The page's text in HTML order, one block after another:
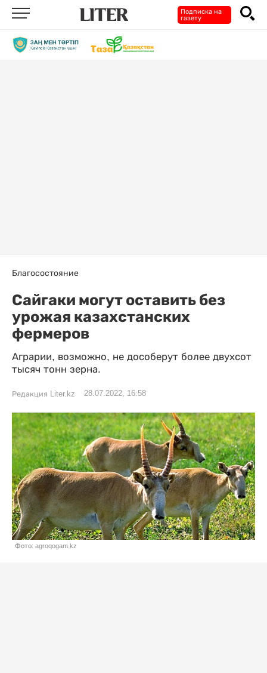
Подписка на
газету
Благосостояние
Сайгаки могут оставить без
урожая казахстанских
фермеров
Аграрии, возможно, не дособерут более двухсот
тысяч тонн зерна.
Редакция Liter.kz 28.07.2022, 16:58
Фото: agroqogam.kz